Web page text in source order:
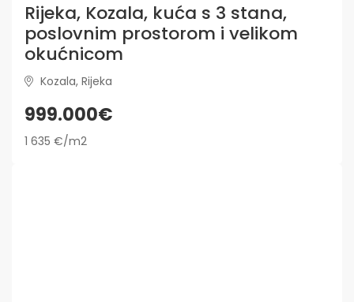
Rijeka, Kozala, kuća s 3 stana,
poslovnim prostorom i velikom
okućnicom
Kozala, Rijeka
999.000€
1 635 €/m2